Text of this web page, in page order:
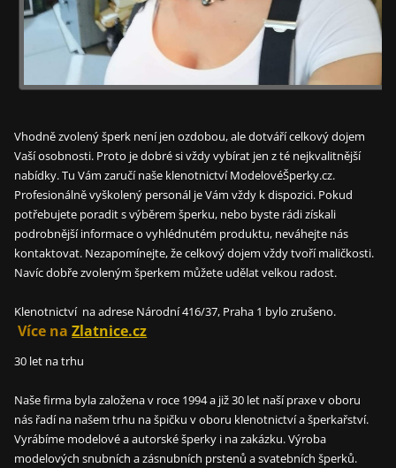
Vhodně zvolený šperk není jen ozdobou, ale dotváří celkový dojem
Vaší osobnosti. Proto je dobré si vždy vybírat jen z té nejkvalitnější
nabídky. Tu Vám zaručí naše klenotnictví ModelovéŠperky.cz.
Profesionálně vyškolený personál je Vám vždy k dispozici. Pokud
potřebujete poradit s výběrem šperku, nebo byste rádi získali
podrobnější informace o vyhlédnutém produktu, neváhejte nás
kontaktovat. Nezapomínejte, že celkový dojem vždy tvoří maličkosti.
Navíc dobře zvoleným šperkem můžete udělat velkou radost.
Klenotnictví na adrese Národní 416/37, Praha 1 bylo zrušeno.
Více naZlatnice.cz
30 let na trhu
Naše firma byla založena v roce 1994 a již 30 let naší praxe v oboru
nás řadí na našem trhu na špičku v oboru klenotnictví a šperkařství.
Vyrábíme modelové a autorské šperky i na zakázku. Výroba
modelových snubních a zásnubních prstenů a svatebních šperků.